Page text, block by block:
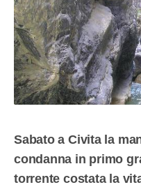
Sabato a Civita la
condanna in primo
torrente costata la